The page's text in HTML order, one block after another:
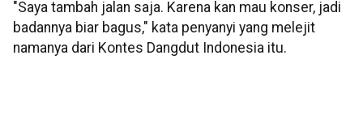
"Saya tambah jalan saja. Karena kan mau konser, jadi
badannya biar bagus," kata penyanyi yang melejit
namanya dari Kontes Dangdut Indonesia itu.